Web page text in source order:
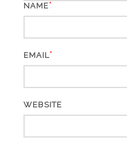
NAME*
EMAIL*
WEBSITE